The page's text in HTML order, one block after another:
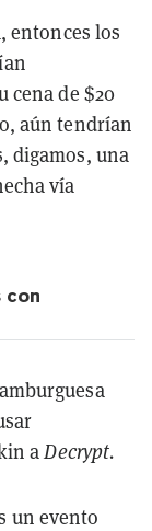
entonces los
cena de $20
aún tendrían
digamos, una
vía
con
aDecrypt.
un evento